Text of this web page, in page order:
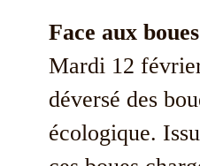
Face aux
Mardi 12
déversé des
écologique.